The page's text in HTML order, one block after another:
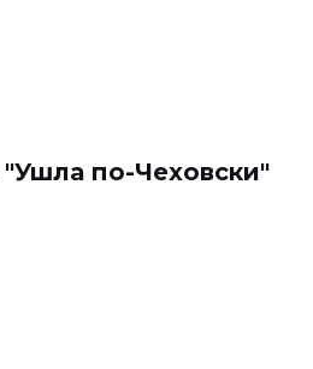
по-Чеховски"